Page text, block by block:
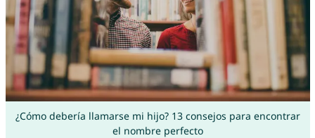
¿Cómo debería llamarse mi hijo? 13 consejos para encontrar
el nombre perfecto